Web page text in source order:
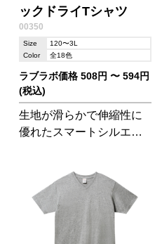
ックドライTシャツ
00350
Size
120〜3L
Color
全18色
ラブラボ価格 508円 〜 594円
(税込)
生地が滑らかで伸縮性に
優れたスマートシルエッ